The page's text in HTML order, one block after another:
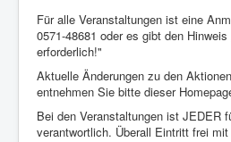
Für alle Veranstaltungen ist eine
0571-48681 oder es gibt den
erforderlich!"
Aktuelle Änderungen zu den
entnehmen Sie bitte dieser
Bei den Veranstaltungen ist JEDER
verantwortlich. Überall Eintritt frei